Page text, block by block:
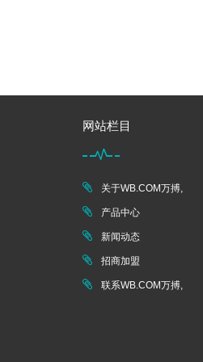
网站栏目
关于WB.COM万搏,
产品中心
新闻动态
招商加盟
联系WB.COM万搏,